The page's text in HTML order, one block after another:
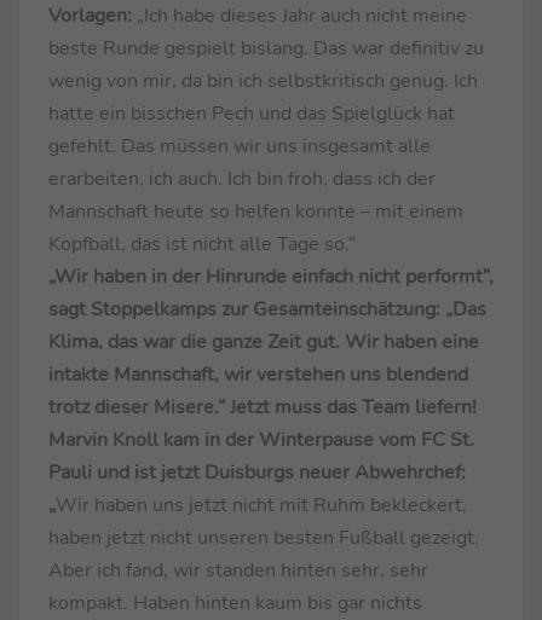
Vorlagen: „Ich habe dieses Jahr auch nicht meine
beste Runde gespielt bislang. Das war definitiv zu
wenig von mir, da bin ich selbstkritisch genug. Ich
hatte ein bisschen Pech und das Spielglück hat
gefehlt. Das müssen wir uns insgesamt alle
erarbeiten, ich auch. Ich bin froh, dass ich der
Mannschaft heute so helfen konnte – mit einem
Kopfball, das ist nicht alle Tage so.“
„Wir haben in der Hinrunde einfach nicht performt“,
sagt Stoppelkamps zur Gesamteinschätzung: „Das
Klima, das war die ganze Zeit gut. Wir haben eine
intakte Mannschaft, wir verstehen uns blendend
trotz dieser Misere.“ Jetzt muss das Team liefern!
Marvin Knoll kam in der Winterpause vom FC St.
Pauli und ist jetzt Duisburgs neuer Abwehrchef:
„Wir haben uns jetzt nicht mit Ruhm bekleckert,
haben jetzt nicht unseren besten Fußball gezeigt.
Aber ich fand, wir standen hinten sehr, sehr
kompakt. Haben hinten kaum bis gar nichts